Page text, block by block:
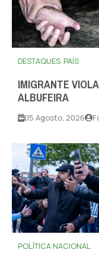
DESTAQUES PAÍS
IMIGRANTE
ALBUFEIRA
05 Agosto, 2026
POLÍTICA NACIONAL